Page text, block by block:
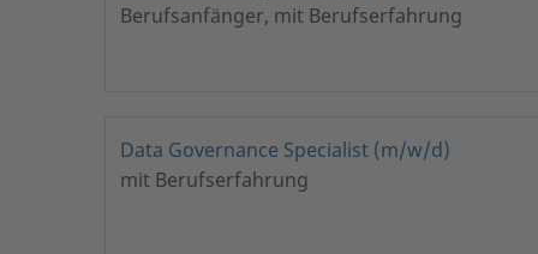
Berufsanfänger, mit Berufserfahrung
Data Governance Specialist (m/w/d)
mit Berufserfahrung